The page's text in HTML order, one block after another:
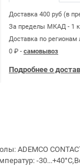
Доставка 400 руб (в
За пределы МКАД - 1
Доставка по регионам
0 ₽ - самовывоз
Подробнее о
ADEMCO
-